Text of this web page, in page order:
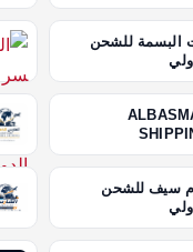
البسمة للشحن
سيف للشحن